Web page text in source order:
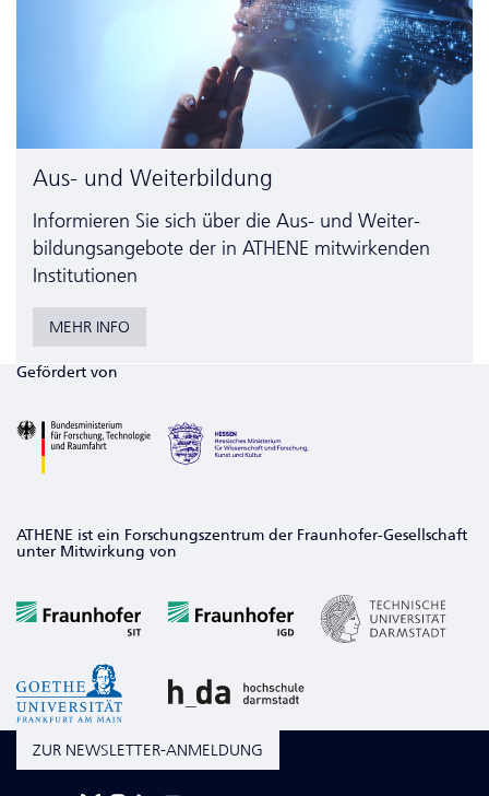
Aus- und Weiterbildung
Informieren Sie sich über die Aus- und Weiter­
bildungs­angebote der in ATHENE mitwirkenden
Institutionen
MEHR INFO
Gefördert von
ATHENE ist ein Forschungszentrum der Fraunhofer-Gesellschaft
unter Mitwirkung von
ZUR NEWSLETTER-ANMELDUNG